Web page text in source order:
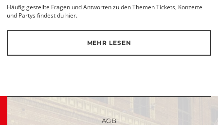
Häufig gestellte Fragen und Antworten zu den Themen Tickets, Konzerte
und Partys findest du hier.
MEHR LESEN
AGB